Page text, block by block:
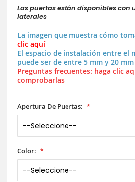
Las puertas están disponibles con
laterales
La imagen que muestra cómo
clic aquí
El espacio de instalación entre el
puede ser de entre 5 mm y 20
Preguntas frecuentes: haga clic
comprobarlas
Apertura De Puertas:
Color: